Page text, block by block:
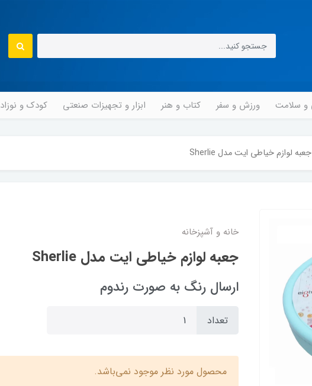
و سلامت ورزش و سفر کتاب و هنر ابزار و تجهیزات صنعتی کودک و نوزاد
جعبه لوازم خیاطی ایت مدل Sherlie
خانه و آشپزخانه
جعبه لوازم خیاطی ایت مدل Sherlie
ارسال رنگ به صورت رندوم
تعداد
محصول مورد نظر موجود نمی‌باشد.